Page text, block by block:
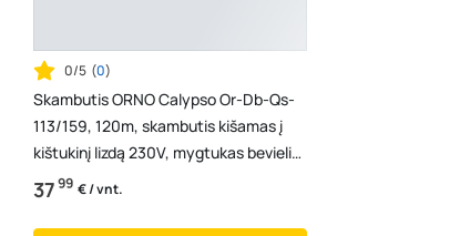
0/5 (0)
Skambutis ORNO Calypso Or-Db-Qs-
113/159, 120m, skambutis kišamas į
kištukinį lizdą 230V, mygtukas bevielis,
32/36 mel., ...
3799 € / vnt.